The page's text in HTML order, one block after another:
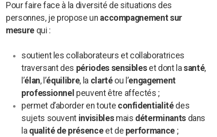
Pour faire face à la diversité de situations des
personnes, je propose un accompagnement sur
mesurequi :
soutient les collaborateurs et collaboratrices
traversant des périodes sensibleset dont lasanté,
l’élan, l’équilibre, la clartéou l’engagement
professionnel peuvent être affectés ;
permet d’aborder en toute confidentialitédes
sujets souvent invisiblesmais déterminantsdans
la qualité de présenceet de performance ;